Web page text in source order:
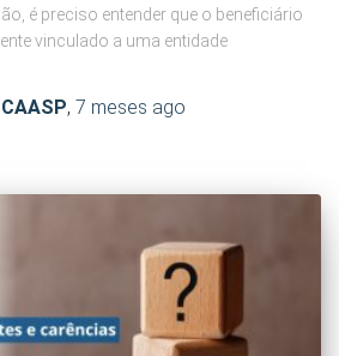
é preciso entender que o beneficiário
vinculado a uma entidade
, 7 meses ago